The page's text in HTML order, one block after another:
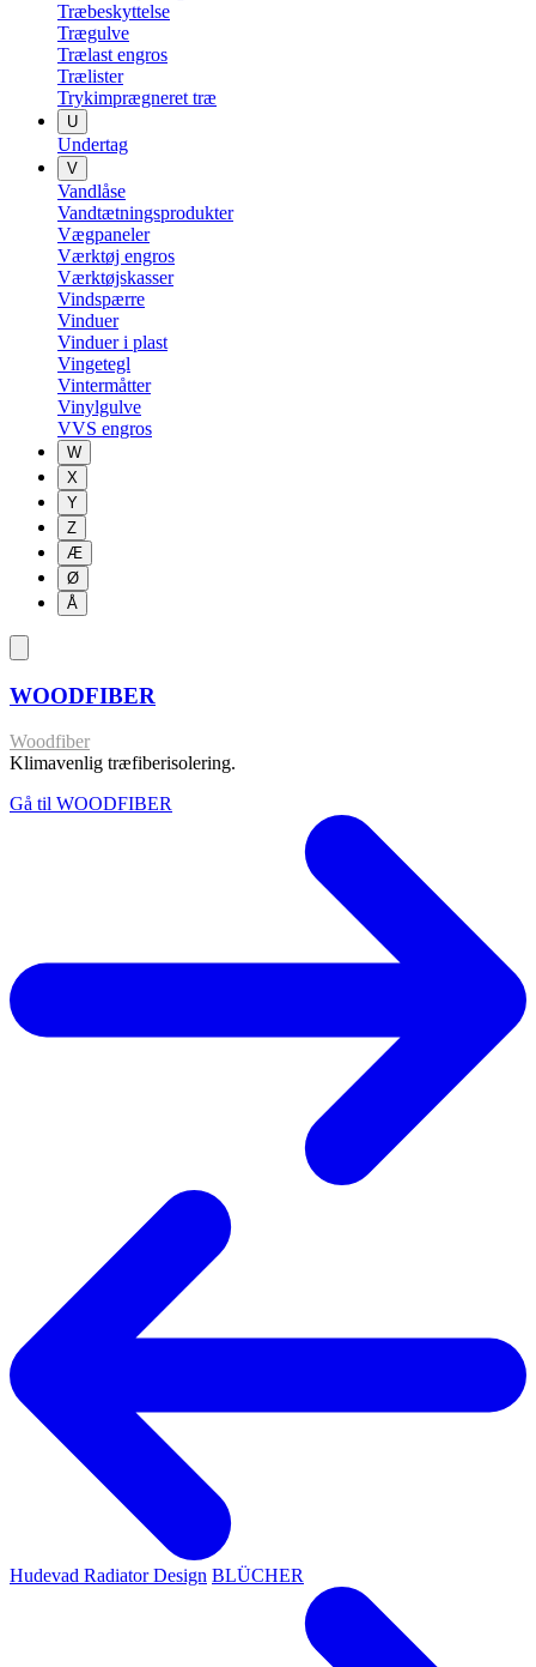
Træbeskyttelse
Trægulve
Trælast engros
Trælister
Trykimprægneret træ
U
Undertag
V
Vandlåse
Vandtætningsprodukter
Vægpaneler
Værktøj engros
Værktøjskasser
Vindspærre
Vinduer
Vinduer i plast
Vingetegl
Vintermåtter
Vinylgulve
VVS engros
W
X
Y
Z
Æ
Ø
Å
WOODFIBER
Woodfiber
Klimavenlig træfiberisolering.
Gå til WOODFIBER
Hudevad Radiator Design BLÜCHER